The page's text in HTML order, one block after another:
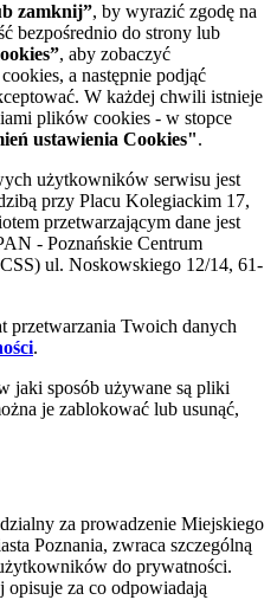
zamknij”, by wyrazić zgodę na
bezpośrednio do strony lub
, aby zobaczyć
a następnie podjąć
W każdej chwili istnieje
plików cookies - w stopce
ustawienia Cookies".
użytkowników serwisu jest
przy Placu Kolegiackim 17,
przetwarzającym dane jest
- Poznańskie Centrum
ul. Noskowskiego 12/14, 61-
przetwarzania Twoich danych
.
jaki sposób używane są pliki
je zablokować lub usunąć,
za prowadzenie Miejskiego
Poznania, zwraca szczególną
do prywatności.
opisuje za co odpowiadają